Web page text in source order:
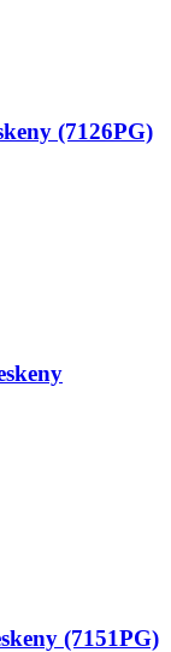
(7126PG)
(7151PG)